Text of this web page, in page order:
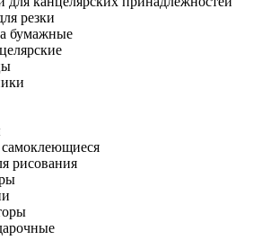
резки
бумажные
рисования